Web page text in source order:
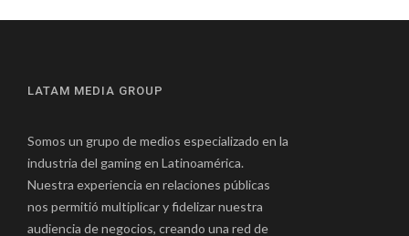
LATAM MEDIA GROUP
Somos un grupo de medios especializado en la
industria del gaming en Latinoamérica.
Nuestra experiencia en relaciones públicas
nos permitió multiplicar y fidelizar nuestra
audiencia de negocios, creando una red de